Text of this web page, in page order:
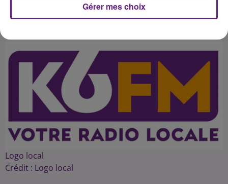
Publié : 27 avril 2016 à 2h24 par 45
Logo local
Crédit : Logo local
Gérer mes choix